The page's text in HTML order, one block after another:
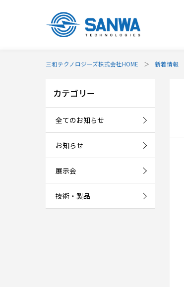
三和テクノロジーズ株式会社HOME 新着情報
カテゴリー
全てのお知らせ
お知らせ
展示会
技術・製品